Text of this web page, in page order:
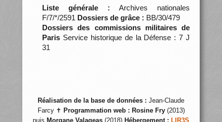
Liste générale : Archives nationales
F/7/*/2591 Dossiers de grâce : BB/30/479
Dossiers des commissions militaires de
ParisService historique de la Défense : 7 J
31
Réalisation de la base de données : Jean-Claude
Farcy ✝ Programmation web : Rosine Fry(2013)
puis Morgane Valageas (2018) Hébergement : LIR3S